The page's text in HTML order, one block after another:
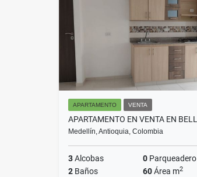
APARTAMENTO VENTA
Medellín, Antioquia, Colombia
3Alcobas 0 Parqueadero
2 Baños 60Área m2